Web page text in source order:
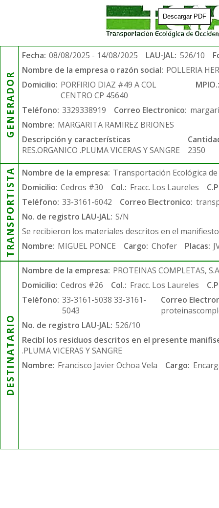
Descargar PDF
GENERADOR
Fecha: 08/08/2025 - 14/08/2025 LAU-JAL: 526/10
Nombre de la empresa o razón social: POLLERIA
Domicilio: PORFIRIO DIAZ #49 A COL
CENTRO CP 45640
Teléfono: 3329338919 Correo Electronico:
Nombre: MARGARITA RAMIREZ BRIONES
Descripción y características
RES.ORGANICO .PLUMA VICERAS Y SANGRE
2350
TRANSPORTISTA Nombre de la empresa: Transportación Ecológica de
Domicilio: Cedros #30 Col.: Fracc. Los Laureles
Teléfono: 33-3161-6042 Correo Electronico:
No. de registro LAU-JAL: S/N
Se recibieron los materiales descritos en el
Nombre: MIGUEL PONCE Cargo: Chofer Placas:
DESTINATARIO
Nombre de la empresa: PROTEINAS COMPLETAS,
Domicilio: Cedros #26 Col.: Fracc. Los Laureles
Teléfono: 33-3161-5038 33-3161-
5043
Correo
No. de registro LAU-JAL: 526/10
Recibí los residuos descritos en el presente
.PLUMA VICERAS Y SANGRE
Nombre: Francisco Javier Ochoa Vela Cargo: